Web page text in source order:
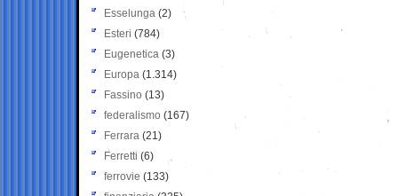
Esselunga (2)
Esteri (784)
Eugenetica (3)
Europa (1.314)
Fassino (13)
federalismo (167)
Ferrara (21)
Ferretti (6)
ferrovie (133)